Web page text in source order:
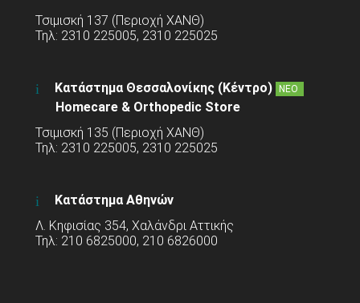
Τσιμισκή 137 (Περιοχή ΧΑΝΘ)
Τηλ: 2310 225005, 2310 225025
Κατάστημα Θεσσαλονίκης (Κέντρο) ΝΕΟ
Homecare & Orthopedic Store
Τσιμισκή 135 (Περιοχή ΧΑΝΘ)
Τηλ: 2310 225005, 2310 225025
Κατάστημα Αθηνών
Λ. Κηφισίας 354, Χαλάνδρι Αττικής
Τηλ: 210 6825000, 210 6826000